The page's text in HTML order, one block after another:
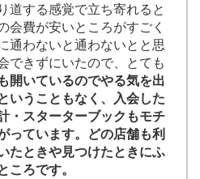
道する感覚で立ち寄れると
会費が安いところがすごく
通わないと通わないとと思
できずにいたので、とても
開いているのでやる気を出
いうこともなく、入会した
・スターターブックもモチ
っています。どの店舗も利
たときや見つけたときにふ
ころです。